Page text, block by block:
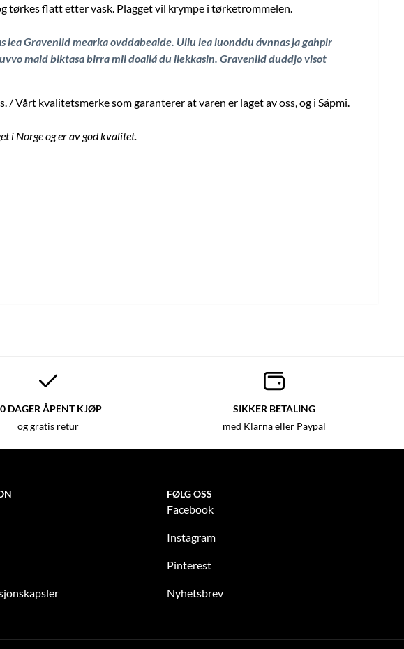
tørkes flatt etter vask. Plagget vil krympe i tørketrommelen.
Graveniid mearka ovddabealde. Ullu lea luonddu ávnnas ja gahpir
maid biktasa birra mii doallá du liekkasin. Graveniid duddjo visot
Vårt kvalitetsmerke som garanterer at varen er laget av oss, og i Sápmi.
i Norge og er av god kvalitet.
DAGER ÅPENT KJØP
og gratis retur
SIKKER BETALING
med Klarna eller Paypal
FØLG OSS
Facebook
Instagram
Pinterest
Nyhetsbrev